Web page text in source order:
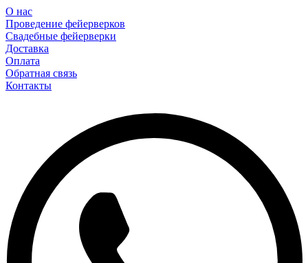
О нас
Проведение фейерверков
Свадебные фейерверки
Доставка
Оплата
Обратная связь
Контакты